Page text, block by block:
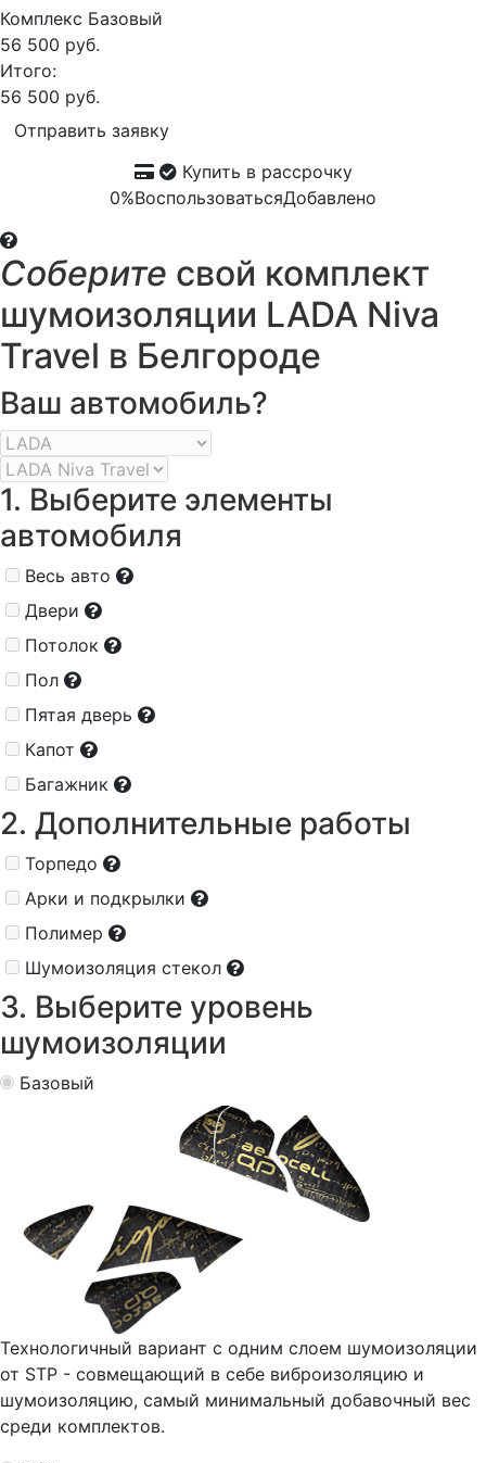
Комплекс Базовый
56 500 руб.
Итого:
56 500 руб.
Отправить заявку
Купить в рассрочку
0%ВоспользоватьсяДобавлено
Соберите свой комплект
шумоизоляции LADA Niva
Travel в Белгороде
Ваш автомобиль?
1. Выберите элементы
автомобиля
Весь авто
Двери
Потолок
Пол
Пятая дверь
Капот
Багажник
2. Дополнительные работы
Торпедо
Арки и подкрылки
Полимер
Шумоизоляция стекол
3. Выберите уровень
шумоизоляции
Базовый
Технологичный вариант с одним слоем шумоизоляции
от STP - совмещающий в себе виброизоляцию и
шумоизоляцию, самый минимальный добавочный вес
среди комплектов.